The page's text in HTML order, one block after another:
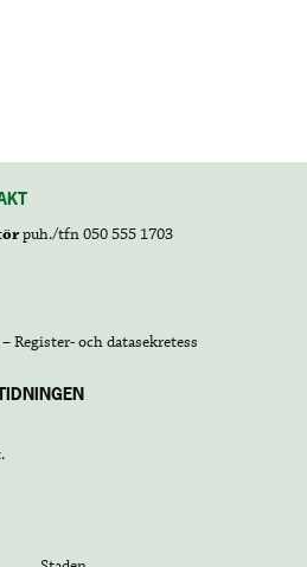
puh./tfn 050 555 1703
Register- och datasekretess
.